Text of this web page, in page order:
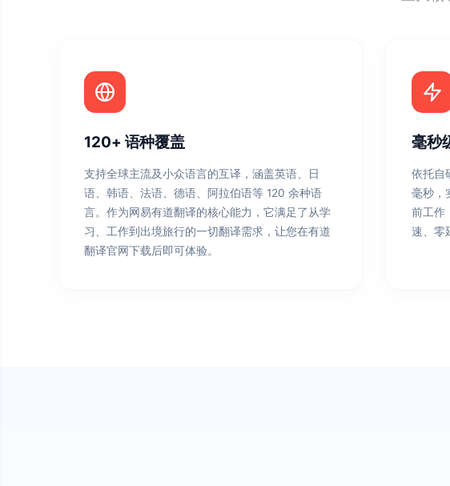
120+ 语种覆盖
支持全球主流及小众语言的互译，涵盖英语、日
语、韩语、法语、德语、阿拉伯语等 120 余种语
言。作为网易有道翻译的核心能力，它满足了从学
习、工作到出境旅行的一切翻译需求，让您在有道
翻译官网下载后即可体验。
毫秒
依托自
毫秒，
前工作
速、零